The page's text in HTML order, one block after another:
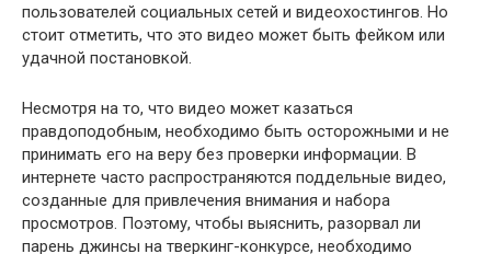
пользователей социальных сетей и видеохостингов. Но
стоит отметить, что это видео может быть фейком или
удачной постановкой.
Несмотря на то, что видео может казаться
правдоподобным, необходимо быть осторожными и не
принимать его на веру без проверки информации. В
интернете часто распространяются поддельные видео,
созданные для привлечения внимания и набора
просмотров. Поэтому, чтобы выяснить, разорвал ли
парень джинсы на тверкинг-конкурсе, необходимо